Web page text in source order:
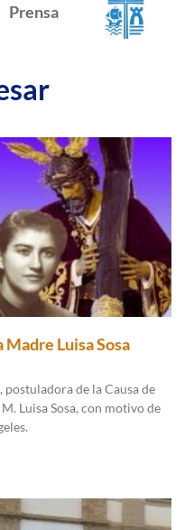
Prensa
Luisa Sosa
de la Causa de
Luisa Sosa, con motivo de